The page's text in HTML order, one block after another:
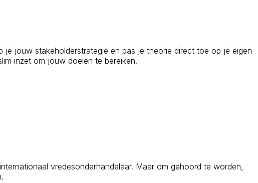
jouw stakeholderstrategie en pas je theorie direct toe op je eigen
inzet om jouw doelen te bereiken.
vredesonderhandelaar. Maar om gehoord te worden,